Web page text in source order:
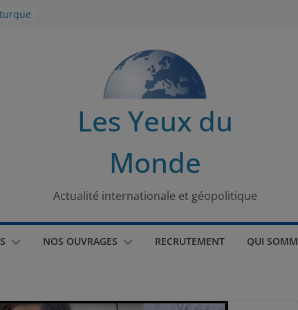
Les Yeux du
Monde
Actualité internationale et géopolitique
NOS OUVRAGES RECRUTEMENT QUI